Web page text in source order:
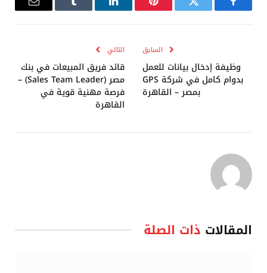
فيسبوك تويتر بينتيريستلينكدإن Tumblr
البريد
السابق
وظيفة إدخال بيانات للعمل
بدوام كامل في شركة GPS
بمصر – القاهرة
التالي
قائد فريق المبيعات في بنك
مصر (Sales Team Leader) –
فرصة مهنية قوية في
القاهرة
المقالات ذات الصلة